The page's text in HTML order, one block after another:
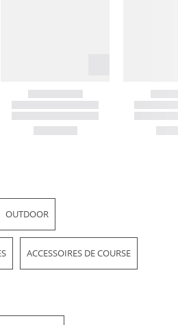
OUTDOOR
ACCESSOIRES DE COURSE